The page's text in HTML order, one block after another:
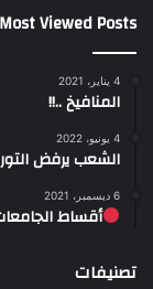
Most Viewed Posts
4 يناير، 2021
المنافيخ ..!!
4 يونيو، 2022
الشعب يرفض
6 ديسمبر، 2021
أقساط
تصنيفات